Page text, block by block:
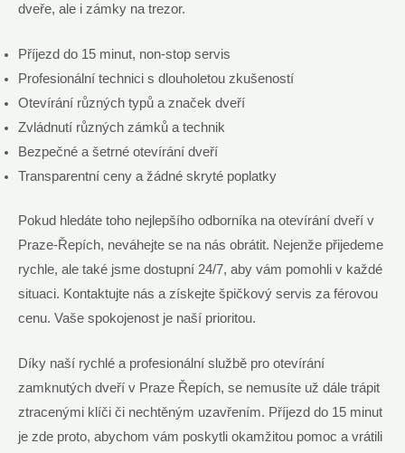
dveře, ale i zámky na trezor.
Příjezd do 15 minut, non-stop servis
Profesionální technici s dlouholetou zkušeností
Otevírání různých typů a značek dveří
Zvládnutí různých zámků a technik
Bezpečné a šetrné otevírání dveří
Transparentní ceny a žádné skryté poplatky
Pokud hledáte toho nejlepšího odborníka na otevírání dveří v
Praze-Řepích, neváhejte se na nás obrátit. Nejenže přijedeme
rychle, ale také jsme dostupní 24/7, aby vám pomohli v každé
situaci. Kontaktujte nás a získejte špičkový servis za férovou
cenu. Vaše spokojenost je naší prioritou.
Díky naší rychlé a profesionální službě pro otevírání
zamknutých dveří v Praze Řepích, se nemusíte už dále trápit
ztracenými klíči či nechtěným uzavřením. Příjezd do 15 minut
je zde proto, abychom vám poskytli okamžitou pomoc a vrátili